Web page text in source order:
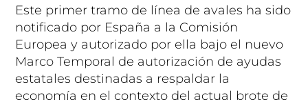
Este primer tramo de línea de avales ha sido
notificado por España a la Comisión
Europea y autorizado por ella bajo el nuevo
Marco Temporal de autorización de ayudas
estatales destinadas a respaldar la
economía en el contexto del actual brote de